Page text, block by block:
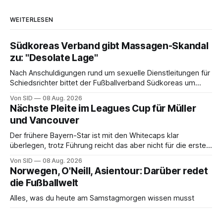
WEITERLESEN
Südkoreas Verband gibt Massagen-Skandal
zu: "Desolate Lage"
Nach Anschuldigungen rund um sexuelle Dienstleitungen für
Schiedsrichter bittet der Fußballverband Südkoreas um
Von SID 08 Aug. 2026
Nächste Pleite im Leagues Cup für Müller
und Vancouver
Der frühere Bayern-Star ist mit den Whitecaps klar
überlegen, trotz Führung reicht das aber nicht für die ersten
Von SID 08 Aug. 2026
Norwegen, O'Neill, Asientour: Darüber redet
die Fußballwelt
Alles, was du heute am Samstagmorgen wissen musst